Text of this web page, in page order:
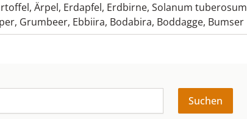
, Ärpel, Erdapfel, Erdbirne, Solanum tuberosum
, Grumbeer, Ebbiira, Bodabira, Boddagge, Bumser
Suchen